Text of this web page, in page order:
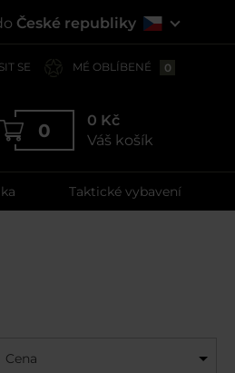
České republiky
SE MÉ OBLÍBENÉ 0
0
0 Kč
Váš košík
Taktické vybavení
Cena